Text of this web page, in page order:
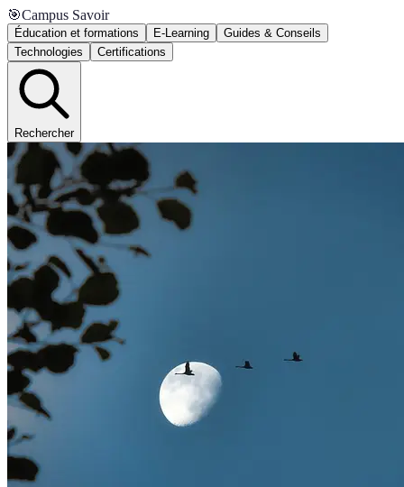
🎯Campus Savoir
Éducation et formations E-Learning
Guides & Conseils
Technologies
Certifications
Rechercher